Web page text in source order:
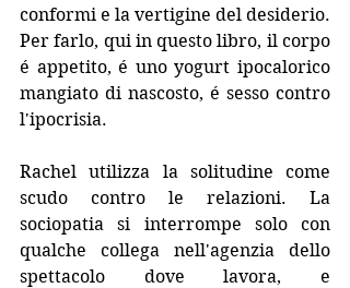
conformi e la vertigine del desiderio.
Per farlo, qui in questo libro, il corpo
é appetito, é uno yogurt ipocalorico
mangiato di nascosto, é sesso contro
l'ipocrisia.
Rachel utilizza la solitudine come
scudo contro le relazioni. La
sociopatia si interrompe solo con
qualche collega nell'agenzia dello
spettacolo dove lavora, e